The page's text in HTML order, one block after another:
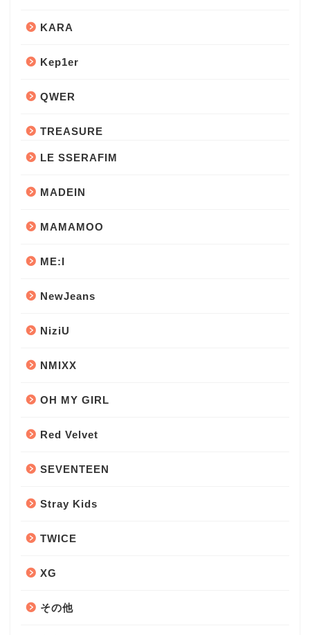
KARA
Kep1er
QWER
TREASURE
LE SSERAFIM
MADEIN
MAMAMOO
ME:I
NewJeans
NiziU
NMIXX
OH MY GIRL
Red Velvet
SEVENTEEN
Stray Kids
TWICE
XG
その他